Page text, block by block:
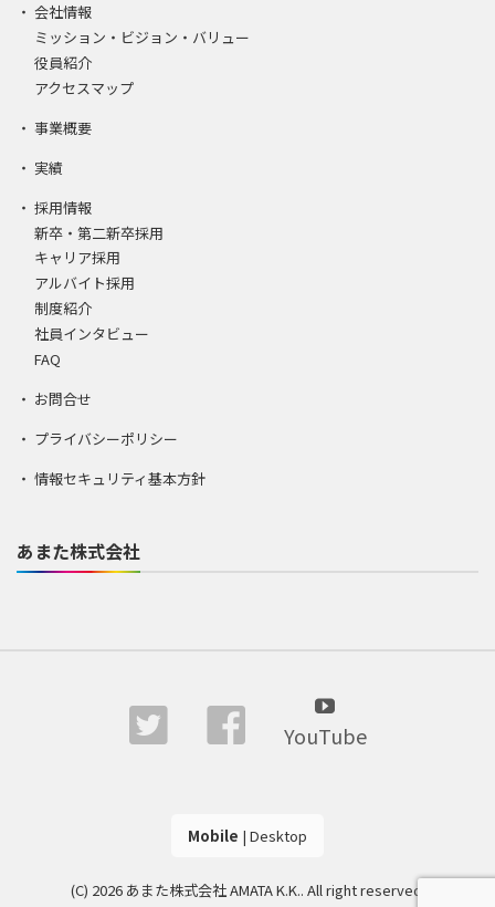
会社情報
ミッション・ビジョン・バリュー
役員紹介
アクセスマップ
事業概要
実績
採用情報
新卒・第二新卒採用
キャリア採用
アルバイト採用
制度紹介
社員インタビュー
FAQ
お問合せ
プライバシーポリシー
情報セキュリティ基本方針
あまた株式会社
YouTube
Mobile | Desktop
(C) 2026 あまた株式会社 AMATA K.K.. All right reserved.